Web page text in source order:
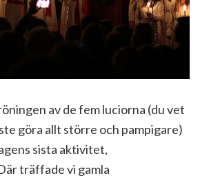
av de fem luciorna (du vet
göra allt större och pampigare)
sista aktivitet,
träffade vi gamla